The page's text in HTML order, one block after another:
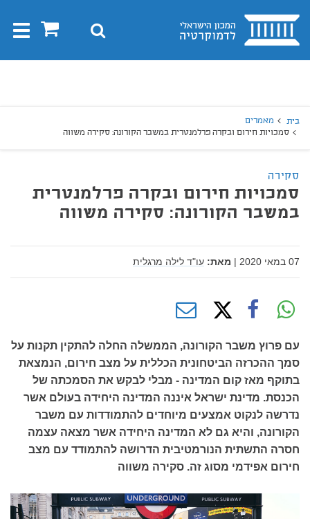
בית 0 חיפוש
בית
מאמרים
סמכויות חירום ובקרה פרלמנטרית במשבר הקורונה: סקירה משווה
סקירה
סמכויות חירום ובקרה פרלמנטרית
במשבר הקורונה: סקירה משווה
07 במאי 2020 | מאת: עו"ד לילה מרגלית
עם פרוץ משבר הקורונה, הממשלה החלה להתקין תקנות על
סמך ההכרזה הביטחונית הכללית על מצב חירום, הנמצאת
בתוקף מאז קום המדינה - מבלי לבקש את הסמכתה של
הכנסת. מדינת ישראל איננה המדינה היחידה בעולם אשר
נדרשה לנקוט אמצעים מיוחדים להתמודדות עם משבר
הקורונה, והיא גם לא המדינה היחידה אשר מצאה עצמה
חסרה התשתית הנורמטיבית הדרושה להתמודד עם מצב
חירום אפידמי מסוג זה. סקירה משווה